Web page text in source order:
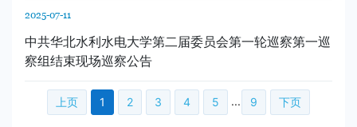
2025-07-11
中共华北水利水电大学第二届委员会第一轮巡察第一巡
察组结束现场巡察公告
上页 1 2 3 4 5 ... 9 下页